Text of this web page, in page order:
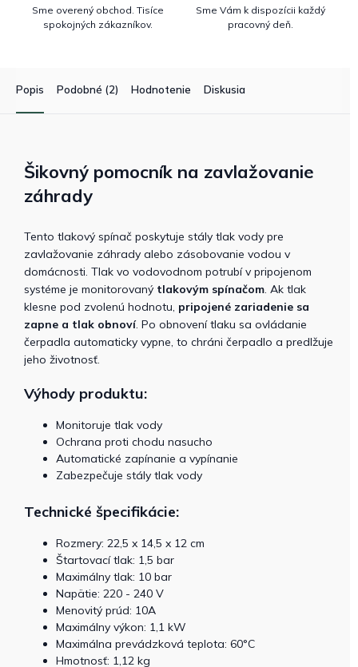
Sme overený obchod. Tisíce
spokojných zákazníkov.
Sme Vám k dispozícii každý
pracovný deň.
Popis Podobné (2) Hodnotenie Diskusia
Šikovný pomocník na zavlažovanie
záhrady
Tento tlakový spínač poskytuje stály tlak vody pre
zavlažovanie záhrady alebo zásobovanie vodou v
domácnosti. Tlak vo vodovodnom potrubí v pripojenom
systéme je monitorovaný tlakovým spínačom . Ak tlak
klesne pod zvolenú hodnotu, pripojené zariadenie sa
zapne a tlak obnoví. Po obnovení tlaku sa ovládanie
čerpadla automaticky vypne, to chráni čerpadlo a predlžuje
jeho životnosť.
Výhody produktu:
Monitoruje tlak vody
Ochrana proti chodu nasucho
Automatické zapínanie a vypínanie
Zabezpečuje stály tlak vody
Technické špecifikácie:
Rozmery: 22,5 x 14,5 x 12 cm
Štartovací tlak: 1,5 bar
Maximálny tlak: 10 bar
Napätie: 220 - 240 V
Menovitý prúd: 10A
Maximálny výkon: 1,1 kW
Maximálna prevádzková teplota: 60°C
Hmotnosť: 1,12 kg